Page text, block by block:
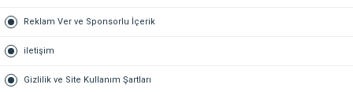
Reklam Ver ve Sponsorlu İçerik
iletişim
Gizlilik ve Site Kullanım Şartları